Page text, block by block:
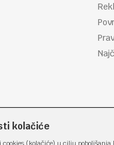
kolačiće
(kolačiće) u cilju